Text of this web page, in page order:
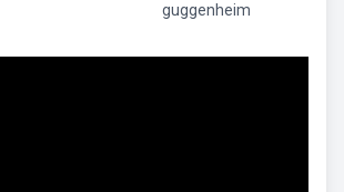
guggenheim